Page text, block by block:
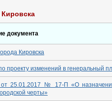
документа
Кировска
проекту изменений в генеральный
от 25.01.2017 № 17-П «О
черты»